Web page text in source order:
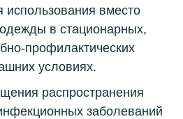
вместо
в стационарных,
профилактических
условиях.
распространения
заболеваний